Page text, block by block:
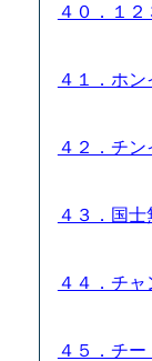
４０．１
４１．ホ
４２．チ
４３．国
４４．チ
４５．チ